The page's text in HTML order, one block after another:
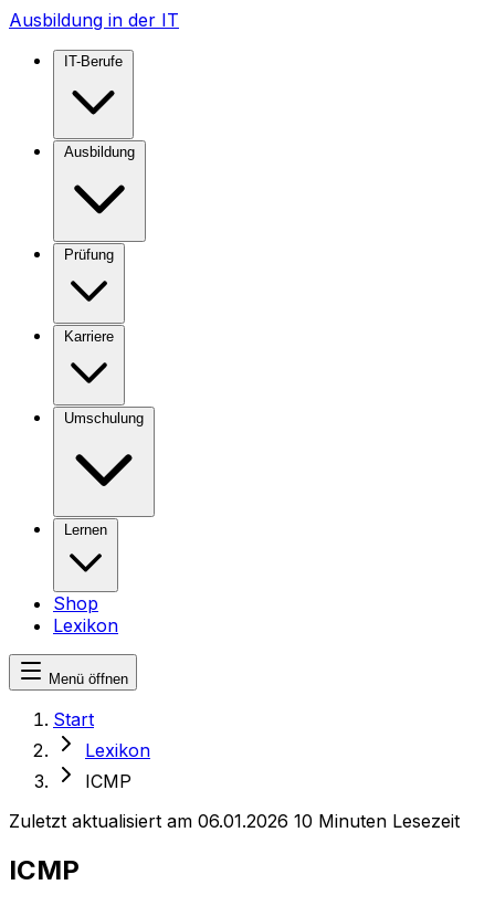
Ausbildung in der IT
IT-Berufe
Ausbildung
Prüfung
Karriere
Umschulung
Lernen
Shop
Lexikon
Menü öffnen
Start
Lexikon
ICMP
Zuletzt aktualisiert am 06.01.2026 10 Minuten Lesezeit
ICMP